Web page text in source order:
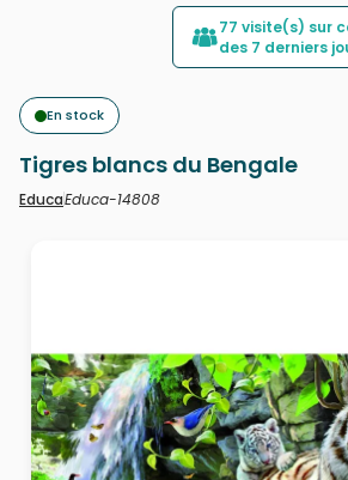
En stock
Tigres blancs du Bengale
EducaEduca-14808
77 visite(s) sur
des 7 derniers